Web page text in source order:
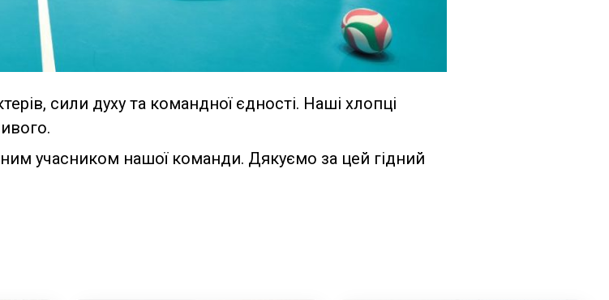
сили духу та командної єдності. Наші хлопці
учасником нашої команди. Дякуємо за цей гідний